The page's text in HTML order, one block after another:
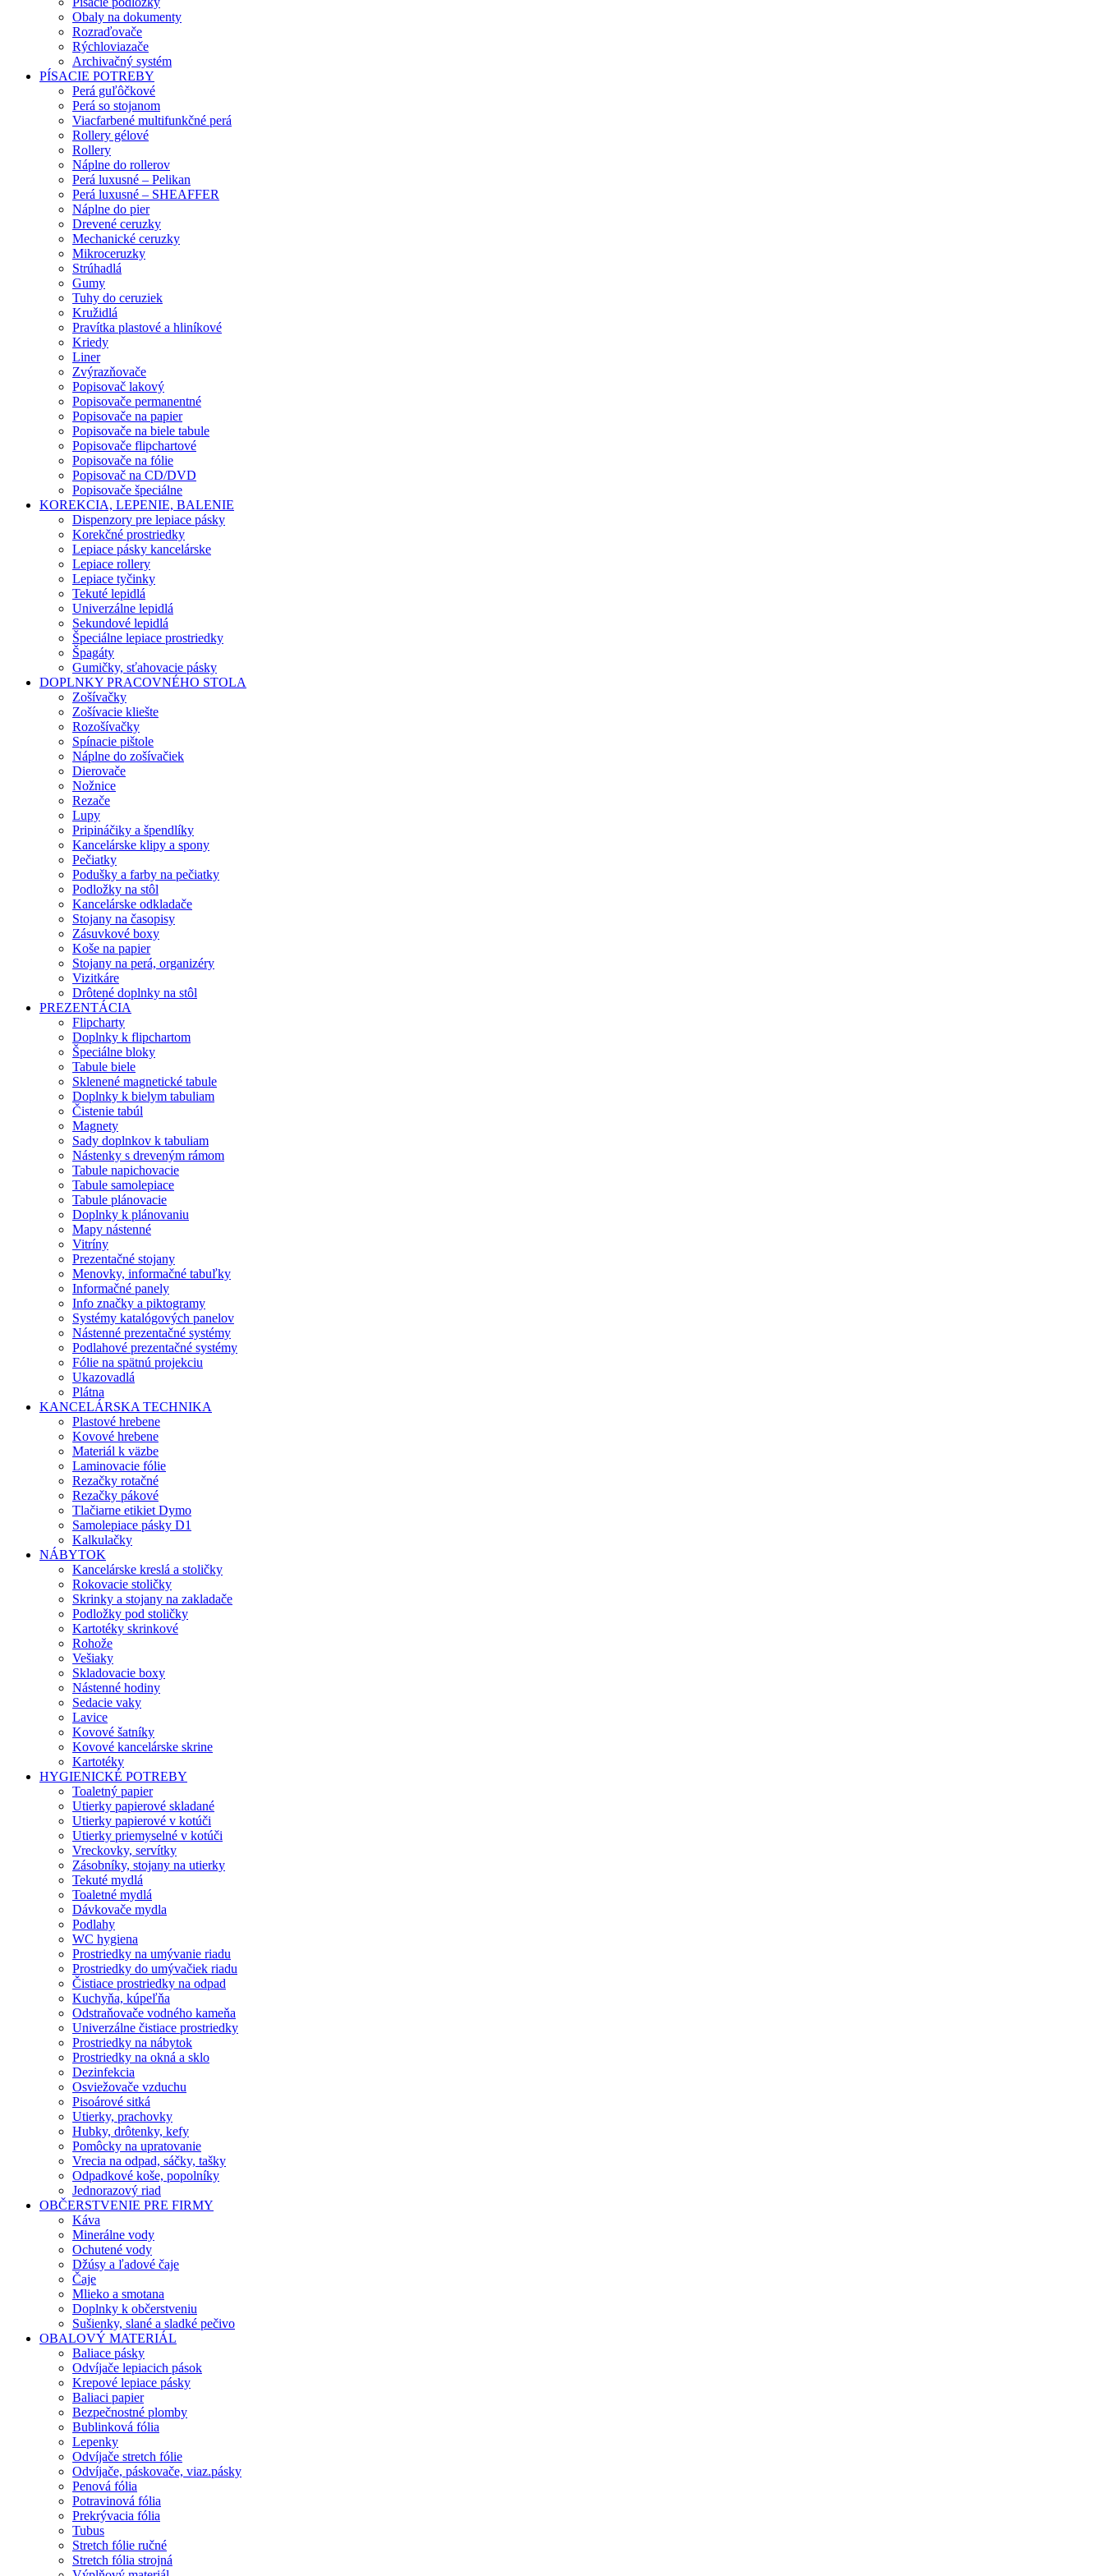
Obaly na dokumenty
Rozraďovače
Rýchloviazače
Archivačný systém
PÍSACIE POTREBY
Perá guľôčkové
Perá so stojanom
Viacfarbené multifunkčné perá
Rollery gélové
Rollery
Náplne do rollerov
Perá luxusné – Pelikan
Perá luxusné – SHEAFFER
Náplne do pier
Drevené ceruzky
Mechanické ceruzky
Mikroceruzky
Strúhadlá
Gumy
Tuhy do ceruziek
Kružidlá
Pravítka plastové a hliníkové
Kriedy
Liner
Zvýrazňovače
Popisovač lakový
Popisovače permanentné
Popisovače na papier
Popisovače na biele tabule
Popisovače flipchartové
Popisovače na fólie
Popisovač na CD/DVD
Popisovače špeciálne
KOREKCIA, LEPENIE, BALENIE
Dispenzory pre lepiace pásky
Korekčné prostriedky
Lepiace pásky kancelárske
Lepiace rollery
Lepiace tyčinky
Tekuté lepidlá
Univerzálne lepidlá
Sekundové lepidlá
Špeciálne lepiace prostriedky
Špagáty
Gumičky, sťahovacie pásky
DOPLNKY PRACOVNÉHO STOLA
Zošívačky
Zošívacie kliešte
Rozošívačky
Spínacie pištole
Náplne do zošívačiek
Dierovače
Nožnice
Rezače
Lupy
Pripináčiky a špendlíky
Kancelárske klipy a spony
Pečiatky
Podušky a farby na pečiatky
Podložky na stôl
Kancelárske odkladače
Stojany na časopisy
Zásuvkové boxy
Koše na papier
Stojany na perá, organizéry
Vizitkáre
Drôtené doplnky na stôl
PREZENTÁCIA
Flipcharty
Doplnky k flipchartom
Špeciálne bloky
Tabule biele
Sklenené magnetické tabule
Doplnky k bielym tabuliam
Čistenie tabúl
Magnety
Sady doplnkov k tabuliam
Nástenky s dreveným rámom
Tabule napichovacie
Tabule samolepiace
Tabule plánovacie
Doplnky k plánovaniu
Mapy nástenné
Vitríny
Prezentačné stojany
Menovky, informačné tabuľky
Informačné panely
Info značky a piktogramy
Systémy katalógových panelov
Nástenné prezentačné systémy
Podlahové prezentačné systémy
Fólie na spätnú projekciu
Ukazovadlá
Plátna
KANCELÁRSKA TECHNIKA
Plastové hrebene
Kovové hrebene
Materiál k väzbe
Laminovacie fólie
Rezačky rotačné
Rezačky pákové
Tlačiarne etikiet Dymo
Samolepiace pásky D1
Kalkulačky
NÁBYTOK
Kancelárske kreslá a stoličky
Rokovacie stoličky
Skrinky a stojany na zakladače
Podložky pod stoličky
Kartotéky skrinkové
Rohože
Vešiaky
Skladovacie boxy
Nástenné hodiny
Sedacie vaky
Lavice
Kovové šatníky
Kovové kancelárske skrine
Kartotéky
HYGIENICKÉ POTREBY
Toaletný papier
Utierky papierové skladané
Utierky papierové v kotúči
Utierky priemyselné v kotúči
Vreckovky, servítky
Zásobníky, stojany na utierky
Tekuté mydlá
Toaletné mydlá
Dávkovače mydla
Podlahy
WC hygiena
Prostriedky na umývanie riadu
Prostriedky do umývačiek riadu
Čistiace prostriedky na odpad
Kuchyňa, kúpeľňa
Odstraňovače vodného kameňa
Univerzálne čistiace prostriedky
Prostriedky na nábytok
Prostriedky na okná a sklo
Dezinfekcia
Osviežovače vzduchu
Pisoárové sitká
Utierky, prachovky
Hubky, drôtenky, kefy
Pomôcky na upratovanie
Vrecia na odpad, sáčky, tašky
Odpadkové koše, popolníky
Jednorazový riad
OBČERSTVENIE PRE FIRMY
Káva
Minerálne vody
Ochutené vody
Džúsy a ľadové čaje
Čaje
Mlieko a smotana
Doplnky k občerstveniu
Sušienky, slané a sladké pečivo
OBALOVÝ MATERIÁL
Baliace pásky
Odvíjače lepiacich pások
Krepové lepiace pásky
Baliaci papier
Bezpečnostné plomby
Bublinková fólia
Lepenky
Odvíjače stretch fólie
Odvíjače, páskovače, viaz.pásky
Penová fólia
Potravinová fólia
Prekrývacia fólia
Tubus
Stretch fólie ručné
Stretch fólia strojná